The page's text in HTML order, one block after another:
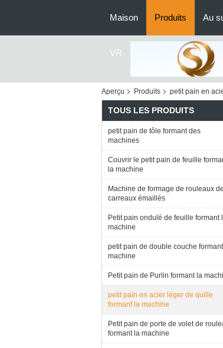
Maison Produits Au
VR
Aperçu Produits petit pain en
TOUS LES PRODUITS
petit pain de tôle formant des
machines
Couvrir le petit pain de feuille
la machine
Machine de formage de rouleaux de
carreaux émaillés
Petit pain ondulé de feuille formant
machine
petit pain de double couche
machine
Petit pain de Purlin formant la
petit pain en acier léger de quille
formant la machine
Petit pain de porte de volet de
formant la machine